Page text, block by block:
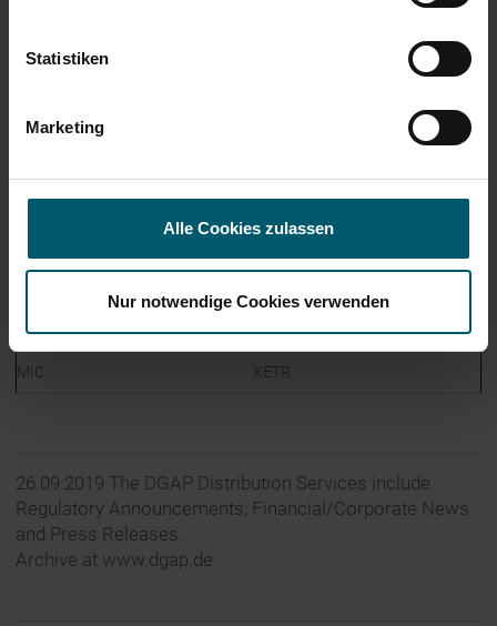
Statistiken
Marketing
Alle Cookies zulassen
Nur notwendige Cookies verwenden
Price
f) Place of the transaction
Name:
Xetra
MIC: XETR
26.09.2019 The DGAP Distribution Services include
Regulatory Announcements, Financial/Corporate News
and Press Releases.
Archive at www.dgap.de